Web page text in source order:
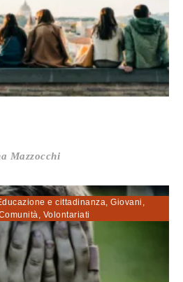
nasce “Ci sia...
Mazzocchi
e cittadinanza, Giovani ,
, Volontariati